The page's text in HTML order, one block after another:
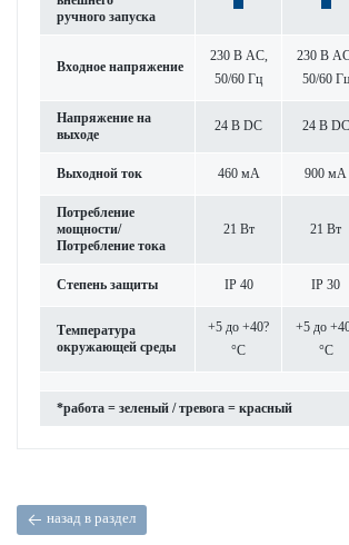
ручного запуска
Входное напряжение
230 В AC,
50/60 Гц
230 В
50/60 Гц
Напряжение на
выходе
24 В DC 24 В DC
Выходной ток 460 мА 900 мА
Потреб­л­ение
мощности/
Потреб­л­ение тока
21 Вт 21 Вт
Степень защиты IP 40 IP 30
Темпер­атура
окружающей среды
+5 до +40?
°C
+5 до
°C
*работа = зел­еный / тревога = красный
назад в раздел